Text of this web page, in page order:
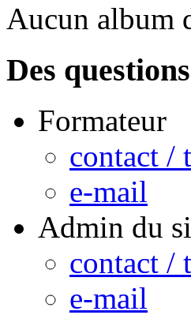
Aucun album
Des
Formateur
contact /
e-mail
Admin du
contact /
e-mail